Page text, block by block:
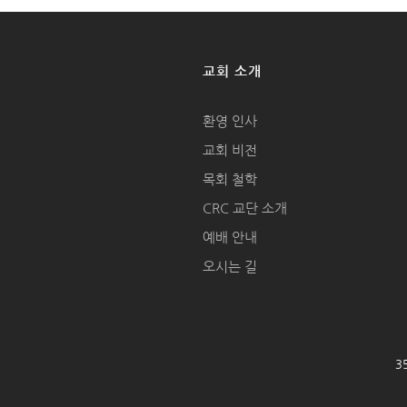
교회 소개
환영 인사
교회 비전
목회 철학
CRC 교단 소개
예배 안내
오시는 길